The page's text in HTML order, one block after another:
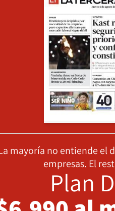
mayoría no entiende el
empresas. El
Plan